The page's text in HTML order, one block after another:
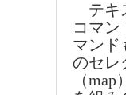
テキ
コマン
マンド
のセレ
（